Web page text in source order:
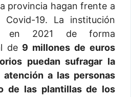
provincia hagan frente a
19. La institución
en 2021 de forma
de 9 millones de euros
puedan sufragar la
atención a las personas
de las plantillas de los